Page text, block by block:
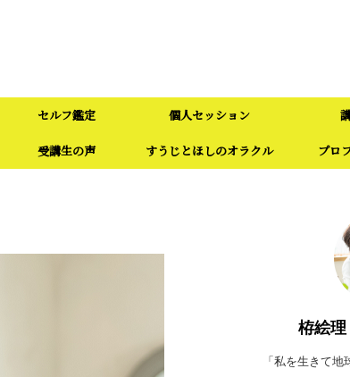
セルフ鑑定 個人セッション
受講生の声 すうじとほしのオラクル プロ
栫絵理
「私を生きて